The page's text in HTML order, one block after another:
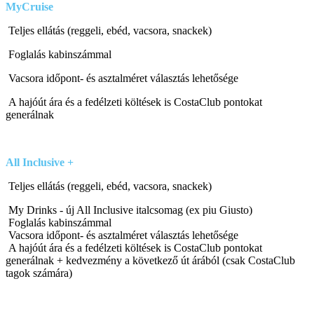
MyCruise
Teljes ellátás (reggeli, ebéd, vacsora, snackek)
Foglalás kabinszámmal
Vacsora időpont- és asztalméret választás lehetősége
A hajóút ára és a fedélzeti költések is CostaClub pontokat
generálnak
All Inclusive +
Teljes ellátás (reggeli, ebéd, vacsora, snackek)
My Drinks - új All Inclusive italcsomag (ex piu Giusto)
Foglalás kabinszámmal
Vacsora időpont- és asztalméret választás lehetősége
A hajóút ára és a fedélzeti költések is CostaClub pontokat
generálnak + kedvezmény a következő út árából (csak CostaClub
tagok számára)